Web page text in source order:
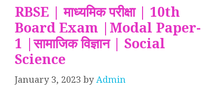
RBSE | माध्यमिक परीक्षा | 10th
Board Exam |Modal Paper-
1 |सामाजिक विज्ञान | Social
Science
January 3, 2023 byAdmin